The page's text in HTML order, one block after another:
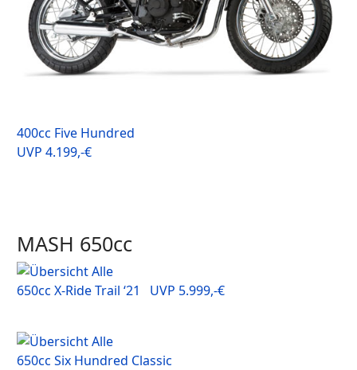
400cc Five Hundred
UVP 4.199,-€
MASH 650cc
650cc X-Ride Trail ‘21 UVP 5.999,-€
650cc Six Hundred Classic